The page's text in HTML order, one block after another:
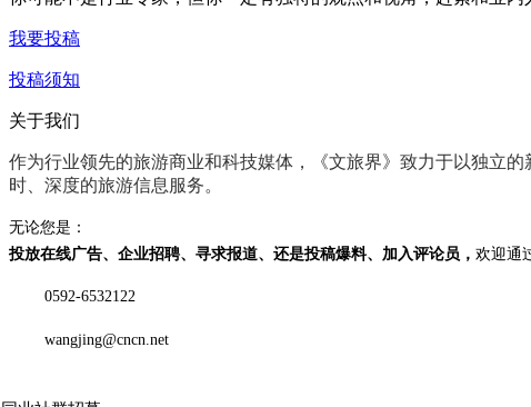
我要投稿
投稿须知
关于我们
作为行业领先的旅游商业和科技媒体，《文旅界》致力于以独立的
时、深度的旅游信息服务。
无论您是：
投放在线广告、企业招聘、寻求报道、还是投稿爆料、加入评论员， 欢迎通
0592-6532122
wangjing@cncn.net